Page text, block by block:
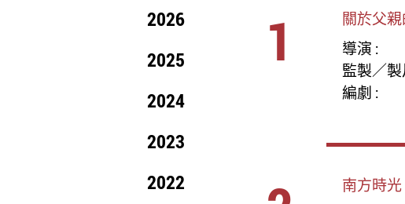
2026
2025
2024
2023
2022
1
關於父
導演 :
監製／製
編劇 :
南方時光